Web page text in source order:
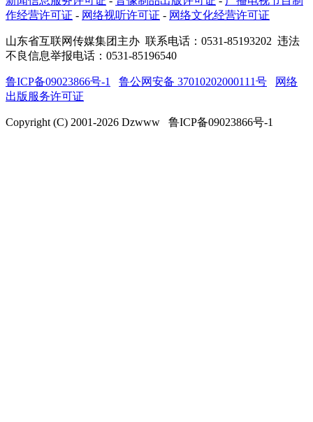
作经营许可证 - 网络视听许可证 - 网络文化经营许可证
山东省互联网传媒集团主办 联系电话：0531-85193202 违法
不良信息举报电话：0531-85196540
鲁ICP备09023866号-1 鲁公网安备 37010202000111号
网络
出版服务许可证
Copyright (C) 2001-2026 Dzwww 鲁ICP备09023866号-1